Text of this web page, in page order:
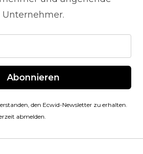
Unternehmer.
Abonnieren
den Ecwid-Newsletter zu erhalten.
abmelden.